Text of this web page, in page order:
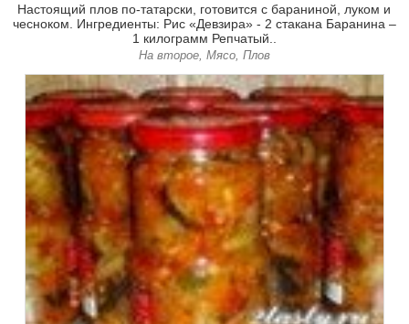
Настоящий плов по-татарски, готовится с бараниной, луком и
чесноком. Ингредиенты: Рис «Девзира» - 2 стакана Баранина –
1 килограмм Репчатый..
На второе, Мясо, Плов